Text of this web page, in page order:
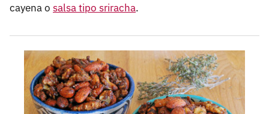
cayena o salsa tipo sriracha.